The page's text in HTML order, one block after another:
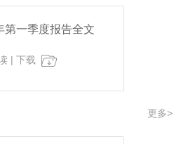
第一季度报告全文
| 下载
更多>